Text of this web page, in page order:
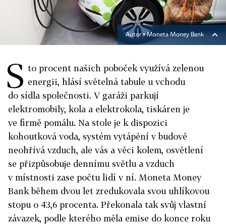
Autor ▪Moneta Money Bank
S to procent našich poboček využívá zelenou
energii, hlásí světelná tabule u vchodu
do sídla společnosti. V garáži parkují
elektromobily, kola a elektrokola, tiskáren je
ve firmě pomálu. Na stole je k dispozici
kohoutková voda, systém vytápění v budově
neohřívá vzduch, ale vás a věci kolem, osvětlení
se přizpůsobuje dennímu světlu a vzduch
v místnosti zase počtu lidí v ní. Moneta Money
Bank během dvou let zredukovala svou uhlíkovou
stopu o 43,6 procenta. Překonala tak svůj vlastní
závazek, podle kterého měla emise do konce roku